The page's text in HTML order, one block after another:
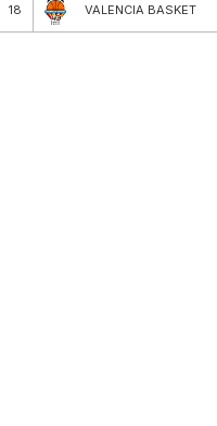
18 VALENCIA BASKET